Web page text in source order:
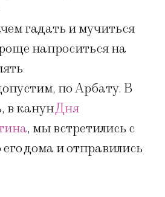
гадать и мучиться
напроситься на
по Арбату. В
в канунДня
, мы встретились с
дома и отправились